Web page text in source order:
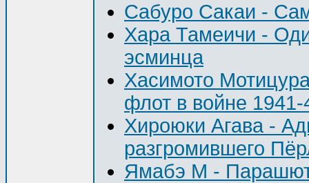
Сабуро Сакаи -
Хара Тамеичи -
эсминца
Хасимото
флот в войне 1941-
Хироюки Агава -
разгромившего
Ямабэ М -